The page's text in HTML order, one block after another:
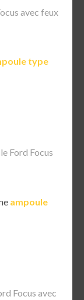
avec feux
type
Ford Focus
ampoule
Focus avec